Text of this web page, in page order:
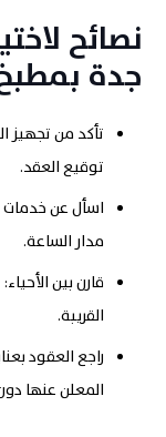
نصائح
جدة
تأكد من تجهيز
توقيع العقد.
اسأل عن خدمات
مدار الساعة.
قارن بين
القريبة.
راجع العقود
المعلن عنها